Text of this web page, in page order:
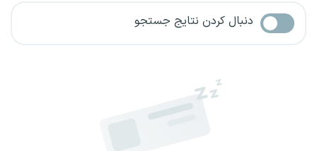
دنبال کردن نتایج جستجو